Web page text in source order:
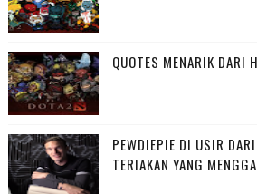
QUOTES MENARIK DARI
PEWDIEPIE DI USIR
TERIAKAN YANG